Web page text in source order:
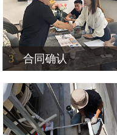
3合同确认